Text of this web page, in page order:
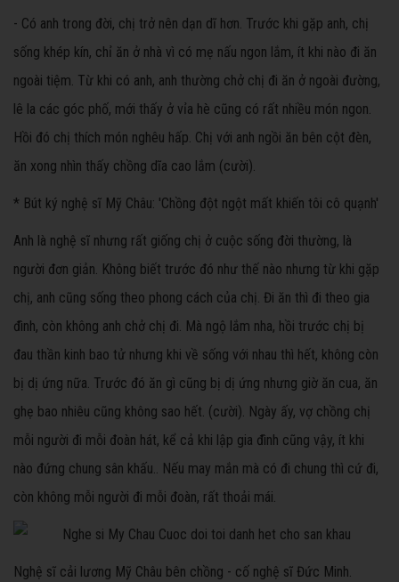
- Có anh trong đời, chị trở nên dạn dĩ hơn. Trước khi gặp anh, chị
sống khép kín, chỉ ăn ở nhà vì có mẹ nấu ngon lắm, ít khi nào đi ăn
ngoài tiệm. Từ khi có anh, anh thường chở chị đi ăn ở ngoài đường,
lê la các góc phố, mới thấy ở vỉa hè cũng có rất nhiều món ngon.
Hồi đó chị thích món nghêu hấp. Chị với anh ngồi ăn bên cột đèn,
ăn xong nhìn thấy chồng dĩa cao lắm (cười).
* Bút ký nghệ sĩ Mỹ Châu: 'Chồng đột ngột mất khiến tôi cô quạnh'
Anh là nghệ sĩ nhưng rất giống chị ở cuộc sống đời thường, là
người đơn giản. Không biết trước đó như thế nào nhưng từ khi gặp
chị, anh cũng sống theo phong cách của chị. Đi ăn thì đi theo gia
đình, còn không anh chở chị đi. Mà ngộ lắm nha, hồi trước chị bị
đau thần kinh bao tử nhưng khi về sống với nhau thì hết, không còn
bị dị ứng nữa. Trước đó ăn gì cũng bị dị ứng nhưng giờ ăn cua, ăn
ghẹ bao nhiêu cũng không sao hết. (cười). Ngày ấy, vợ chồng chị
mỗi người đi mỗi đoàn hát, kể cả khi lập gia đình cũng vậy, ít khi
nào đứng chung sân khấu.. Nếu may mắn mà có đi chung thì cứ đi,
còn không mỗi người đi mỗi đoàn, rất thoải mái.
Nghệ sĩ cải lương Mỹ Châu bên chồng - cố nghệ sĩ Đức Minh.